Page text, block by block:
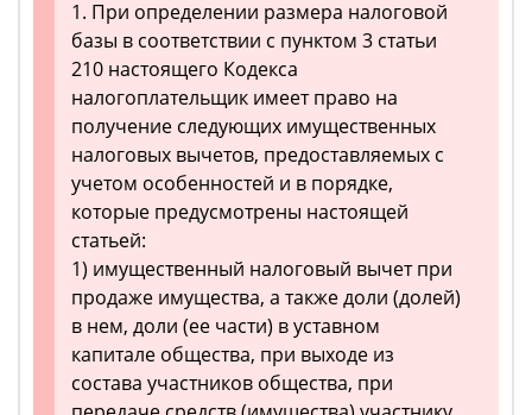
1. При определении размера налоговой
базы в соответствии с пунктом 3 статьи
210 настоящего Кодекса
налогоплательщик имеет право на
получение следующих имущественных
налоговых вычетов, предоставляемых с
учетом особенностей и в порядке,
которые предусмотрены настоящей
статьей:
1) имущественный налоговый вычет при
продаже имущества, а также доли (долей)
в нем, доли (ее части) в уставном
капитале общества, при выходе из
состава участников общества, при